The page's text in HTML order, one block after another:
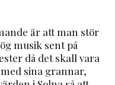
är att man stör
musik sent på
då det skall vara
sina grannar,